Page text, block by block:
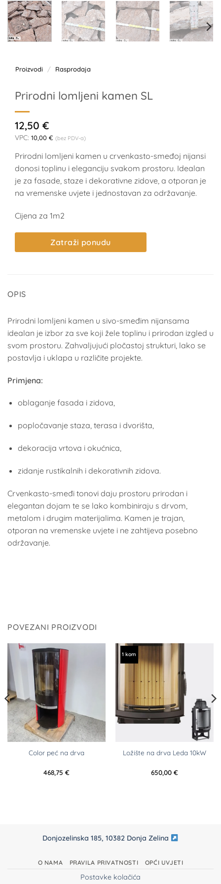
Proizvodi / Rasprodaja
Prirodni lomljeni kamen SL
12,50 €
VPC: 10,00 € (bez PDV-a)
Prirodni lomljeni kamen u crvenkasto-smeđoj nijansi
donosi toplinu i eleganciju svakom prostoru. Idealan
je za fasade, staze i dekorativne zidove, a otporan je
na vremenske uvjete i jednostavan za održavanje.
Cijena za 1m2
Zatraži ponudu
OPIS
Prirodni lomljeni kamen u sivo-smeđim nijansama
idealan je izbor za sve koji žele toplinu i prirodan izgled u
svom prostoru. Zahvaljujući pločastoj strukturi, lako se
postavlja i uklapa u različite projekte.
Primjena:
oblaganje fasada i zidova,
popločavanje staza, terasa i dvorišta,
dekoracija vrtova i okućnica,
zidanje rustikalnih i dekorativnih zidova.
Crvenkasto-smeđi tonovi daju prostoru prirodan i
elegantan dojam te se lako kombiniraju s drvom,
metalom i drugim materijalima. Kamen je trajan,
otporan na vremenske uvjete i ne zahtijeva posebno
održavanje.
POVEZANI PROIZVODI
Color peć na drva
468,75 €
1 kom
Ložište na drva Leda 10kW
650,00 €
Donjozelinska 185, 10382 Donja Zelina
O NAMA PRAVILA PRIVATNOSTI OPĆI UVJETI
Postavke kolačića